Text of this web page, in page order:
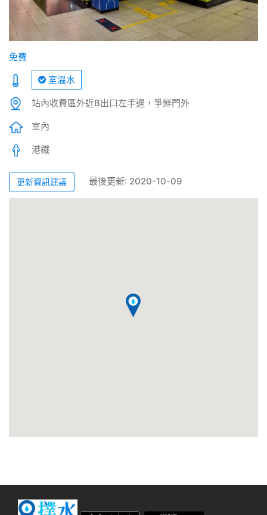
免費
室溫水
站內收費區外近B出口左手邊，爭鮮門外
室內
港鐵
更新資訊建議 最後更新: 2020-10-09